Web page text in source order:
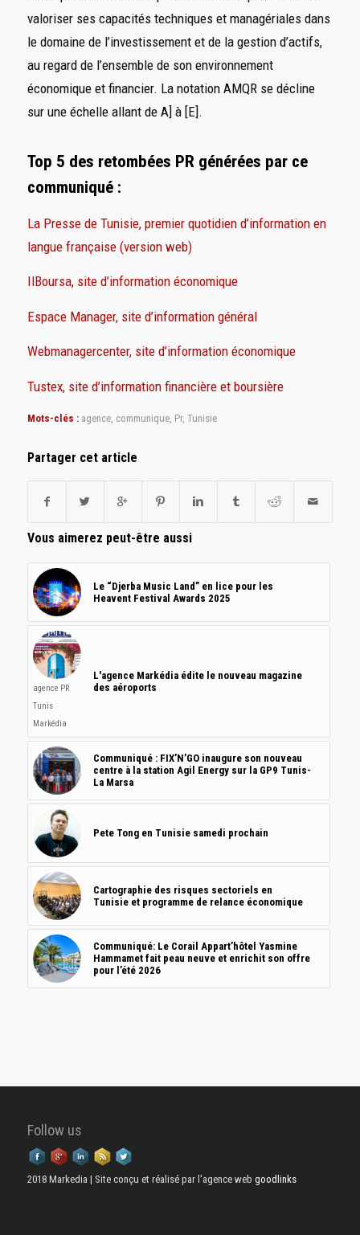
valoriser ses capacités techniques et managériales dans
le domaine de l’investissement et de la gestion d’actifs,
au regard de l’ensemble de son environnement
économique et financier. La notation AMQR se décline
sur une échelle allant de A] à [E].
Top 5 des retombées PR générées par ce
communiqué :
La Presse de Tunisie, premier quotidien d’information en
langue française (version web)
IlBoursa, site d’information économique
Espace Manager, site d’information général
Webmanagercenter, site d’information économique
Tustex, site d’information financière et boursière
Mots-clés : agence, communique, Pr, Tunisie
Partager cet article
Vous aimerez peut-être aussi
Le “Djerba Music Land” en lice pour les
Heavent Festival Awards 2025
agence PR
Tunis
Markédia
L'agence Markédia édite le nouveau magazine
des aéroports
Communiqué : FIX’N’GO inaugure son nouveau
centre à la station Agil Energy sur la GP9 Tunis-
La Marsa
Pete Tong en Tunisie samedi prochain
Cartographie des risques sectoriels en
Tunisie et programme de relance économique
Communiqué: Le Corail Appart’hôtel Yasmine
Hammamet fait peau neuve et enrichit son offre
pour l’été 2026
Follow us
2018 Markedia | Site conçu et réalisé par l'agence web goodlinks